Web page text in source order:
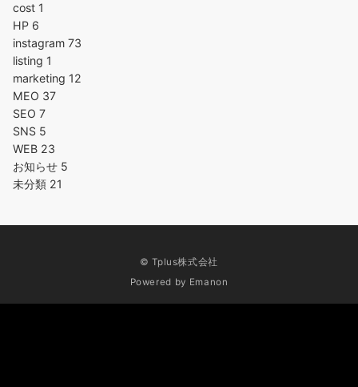
cost 1
HP 6
instagram 73
listing 1
marketing 12
MEO 37
SEO 7
SNS 5
WEB 23
お知らせ 5
未分類 21
© Tplus株式会社
Powered by Emanon